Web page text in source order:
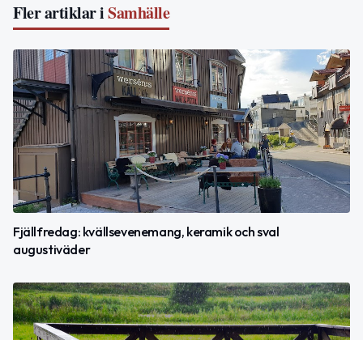
Fler artiklar iSamhälle
Fjällfredag: kvällsevenemang, keramik och sval
augustiväder